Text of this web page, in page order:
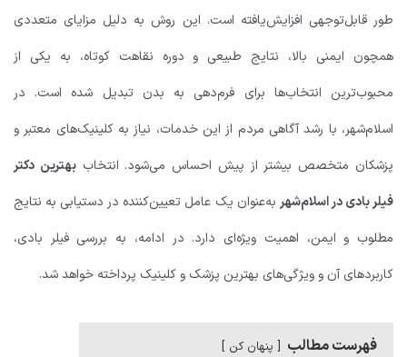
طور قابل‌توجهی افزایش‌یافته است. این روش به دلیل مزایای متعددی
همچون ایمنی بالا، نتایج طبیعی و دوره نقاهت کوتاه، به یکی از
محبوب‌ترین انتخاب‌ها برای فرم‌دهی به بدن تبدیل شده است. در
اسلام‌شهر، با رشد آگاهی مردم از این خدمات، نیاز به کلینیک‌های معتبر و
پزشکان متخصص بیشتر از پیش احساس می‌شود. انتخاببهترین دکتر
فیلر بادی در اسلام‌شهربه‌عنوان یک عامل تعیین‌کننده در دستیابی به نتایج
مطلوب و ایمن، اهمیت ویژه‌ای دارد. در ادامه، به بررسی فیلر بادی،
کاربردهای آن و ویژگی‌های بهترین پزشک و کلینیک پرداخته خواهد شد.
فهرست مطالب پنهان کن